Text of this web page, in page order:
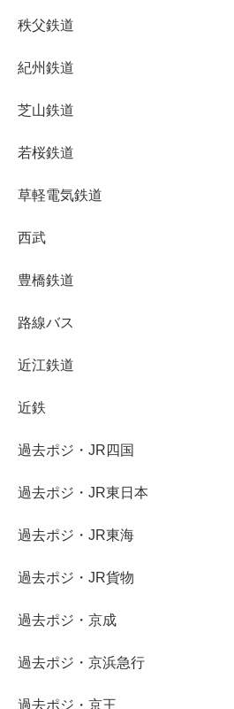
秩父鉄道
紀州鉄道
芝山鉄道
若桜鉄道
草軽電気鉄道
西武
豊橋鉄道
路線バス
近江鉄道
近鉄
過去ポジ・JR四国
過去ポジ・JR東日本
過去ポジ・JR東海
過去ポジ・JR貨物
過去ポジ・京成
過去ポジ・京浜急行
過去ポジ・京王